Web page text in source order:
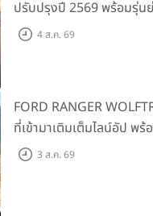
ปรับปรุงปี 2569 พร้อมรุ่น
SMART ราคาเริ่มต้น
4 ส.ค. 69
FORD RANGER
ที่เข้ามาเติมเต็มไลน์อัป พ
ผจญภัยด้วยสมรรถนะพร้
3 ส.ค. 69